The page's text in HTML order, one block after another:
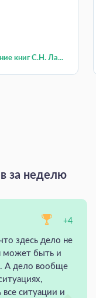
книг С.Н. Ла...
за неделю
+4
здесь дело не
может быть и
А дело вообще
ситуации и